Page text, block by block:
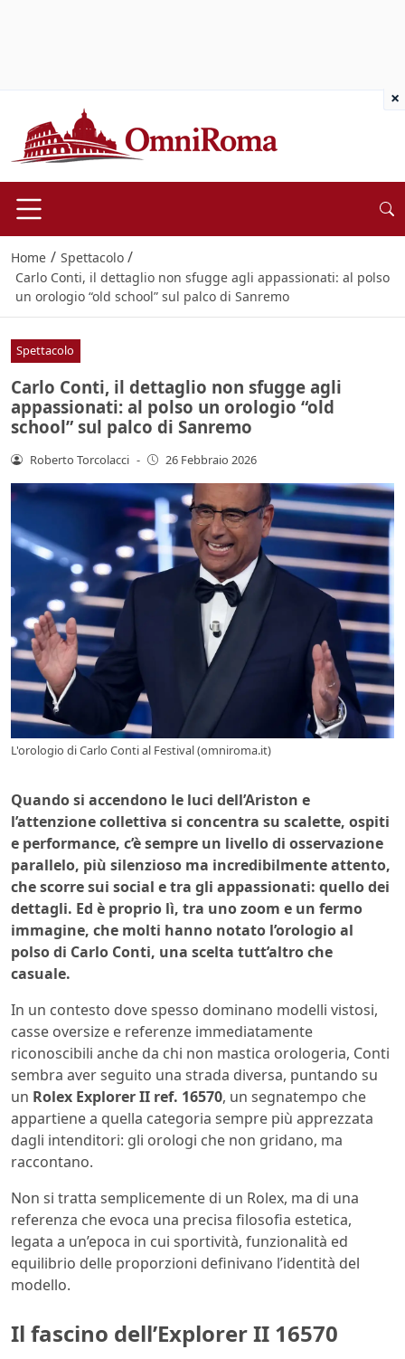
Home / Spettacolo /
Carlo Conti, il dettaglio non sfugge agli appassionati: al polso
un orologio “old school” sul palco di Sanremo
Spettacolo
Carlo Conti, il dettaglio non sfugge agli
appassionati: al polso un orologio “old
school” sul palco di Sanremo
Roberto Torcolacci - 26 Febbraio 2026
L'orologio di Carlo Conti al Festival (omniroma.it)
Quando si accendono le luci dell’Ariston e
l’attenzione collettiva si concentra su scalette, ospiti
e performance, c’è sempre un livello di osservazione
parallelo, più silenzioso ma incredibilmente attento,
che scorre sui social e tra gli appassionati: quello dei
dettagli. Ed è proprio lì, tra uno zoom e un fermo
immagine, che molti hanno notato l’orologio al
polso di Carlo Conti, una scelta tutt’altro che
casuale.
In un contesto dove spesso dominano modelli vistosi,
casse oversize e referenze immediatamente
riconoscibili anche da chi non mastica orologeria, Conti
sembra aver seguito una strada diversa, puntando su
un Rolex Explorer II ref. 16570, un segnatempo che
appartiene a quella categoria sempre più apprezzata
dagli intenditori: gli orologi che non gridano, ma
raccontano.
Non si tratta semplicemente di un Rolex, ma di una
referenza che evoca una precisa filosofia estetica,
legata a un’epoca in cui sportività, funzionalità ed
equilibrio delle proporzioni definivano l’identità del
modello.
Il fascino dell’Explorer II 16570
×